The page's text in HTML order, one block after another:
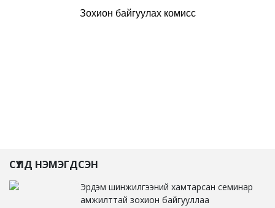
Зохион байгуулах комисс
СҮҮЛД НЭМЭГДСЭН
Эрдэм шинжилгээний хамтарсан семинар
амжилттай зохион байгууллаа